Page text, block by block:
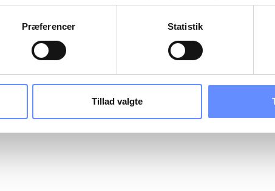
Det skal bemærkes, at nogle af vores samarbejdspartnere
detaljer finder du yderligere information om formålene med
selv, hvilke formål vores hjemmeside må anvende cookies til
Præferencer Statistik
Tillad valgte